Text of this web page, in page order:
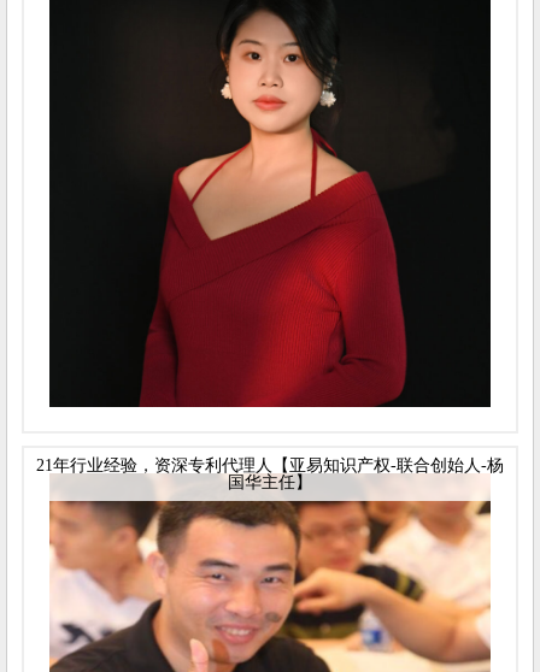
21年行业经验，资深专利代理人【亚易知识产权-联合创始人-杨
国华主任】